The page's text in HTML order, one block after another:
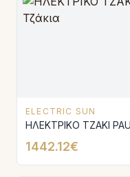
ELECTRIC SUN
ΗΛΕΚΤΡΙΚΟ ΤΖΑΚΙ
1442.12€